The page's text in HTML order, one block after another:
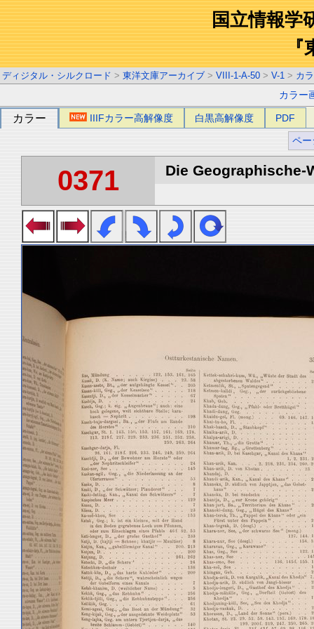
国立情報学
『
ディジタル・シルクロード > 東洋文庫アーカイブ > VIII-1-A-50 > V-1 > カ
カラー
カラー IIIFカラー高解像度 白黒高解像度 PDF
ペー
0371 Die Geographische-